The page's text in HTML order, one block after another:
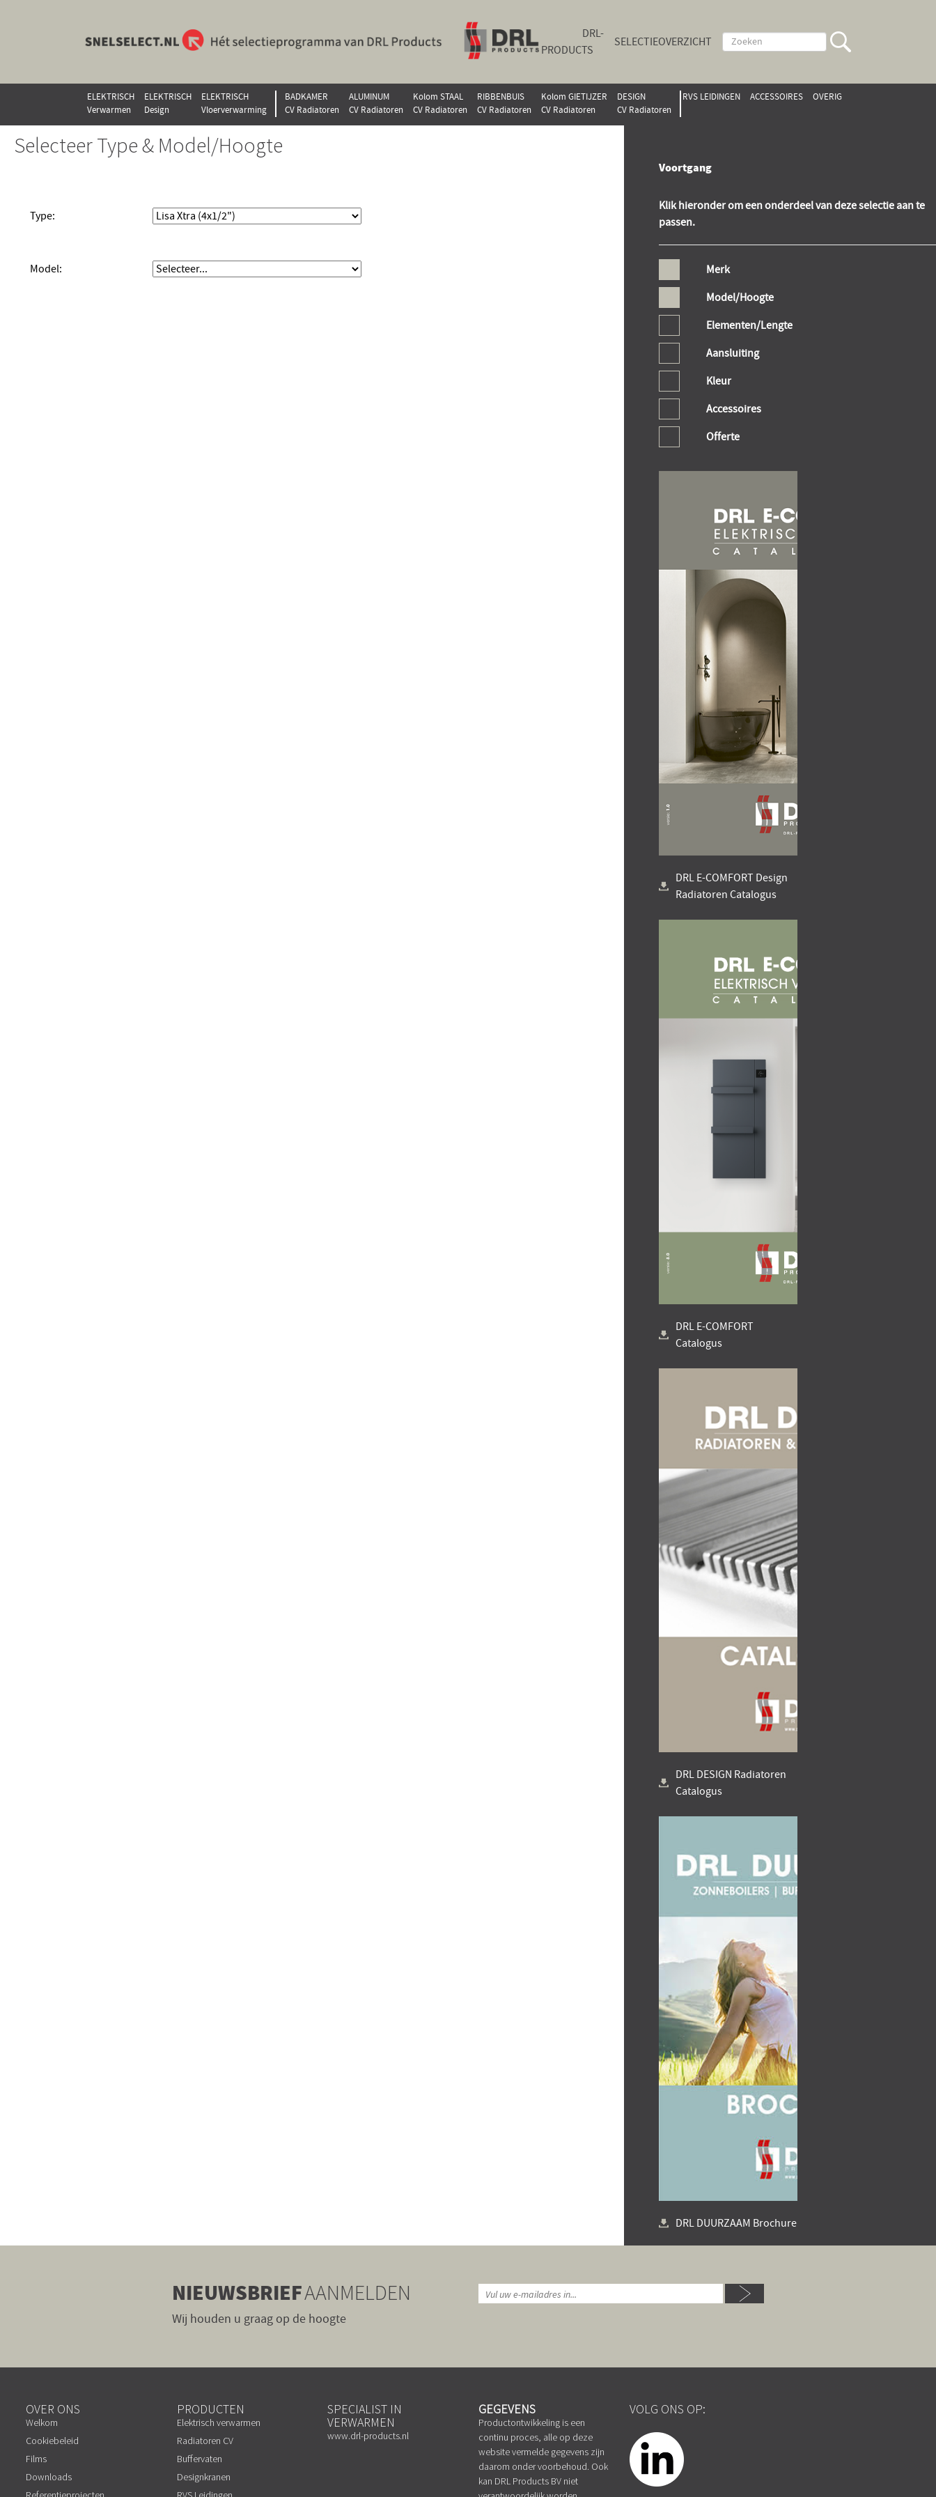
DRL-
PRODUCTS
SELECTIEOVERZICHT
ELEKTRISCH
Verwarmen
ELEKTRISCH
Design
ELEKTRISCH
Vloerverwarming
BADKAMER
CV Radiatoren
ALUMINUM
CV Radiatoren
Kolom STAAL
CV Radiatoren
RIBBENBUIS
CV Radiatoren
Kolom GIETIJZER
CV Radiatoren
DESIGN
CV Radiatoren
RVS LEIDINGEN ACCESSOIRES OVERIG
Selecteer Type & Model/Hoogte
Type:
Model:
Voortgang
Klik hieronder om een onderdeel van deze selectie aan te
passen.
Merk
Model/Hoogte
Elementen/Lengte
Aansluiting
Kleur
Accessoires
Offerte
DRL E-COMFORT Design
Radiatoren Catalogus
DRL E-COMFORT
Catalogus
DRL DESIGN Radiatoren
Catalogus
DRL DUURZAAM Brochure
NIEUWSBRIEFAANMELDEN
Wij houden u graag op de hoogte
OVER ONS
Welkom
Cookiebeleid
Films
Downloads
PRODUCTEN
Elektrisch verwarmen
Radiatoren CV
Buffervaten
Designkranen
SPECIALIST IN
VERWARMEN
www.drl-products.nl
GEGEVENS
Productontwikkeling is een
continu proces, alle op deze
website vermelde gegevens zijn
daarom onder voorbehoud. Ook
kan DRL Products BV niet
VOLG ONS OP: